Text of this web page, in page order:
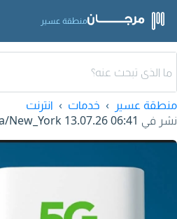
منطقة عسير
منطقة عسير خدمات
انترنت
نشر في 13.07.26 06:41